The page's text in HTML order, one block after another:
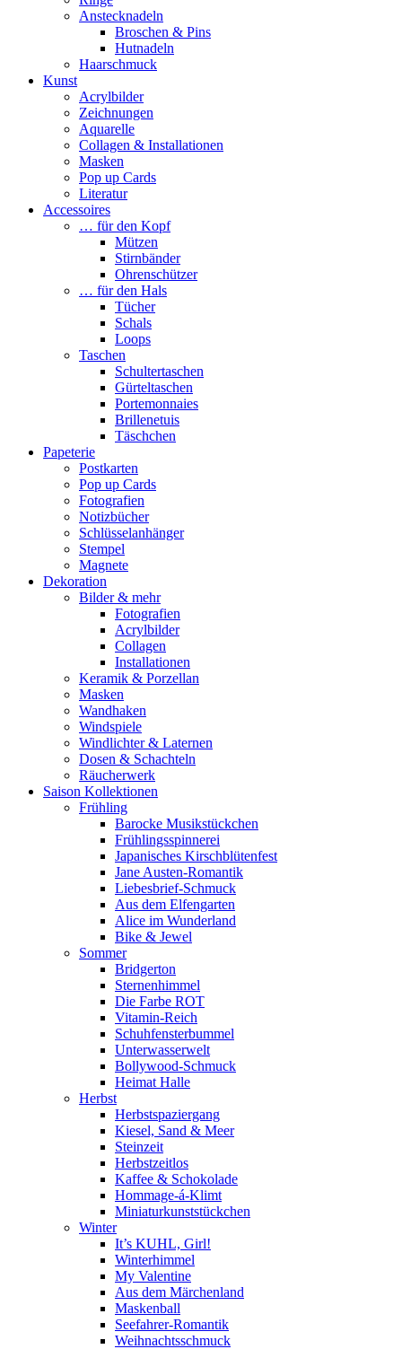
Anstecknadeln
Broschen & Pins
Hutnadeln
Haarschmuck
Kunst
Acrylbilder
Zeichnungen
Aquarelle
Collagen & Installationen
Masken
Pop up Cards
Literatur
Accessoires
… für den Kopf
Mützen
Stirnbänder
Ohrenschützer
… für den Hals
Tücher
Schals
Loops
Taschen
Schultertaschen
Gürteltaschen
Portemonnaies
Brillenetuis
Täschchen
Papeterie
Postkarten
Pop up Cards
Fotografien
Notizbücher
Schlüsselanhänger
Stempel
Magnete
Dekoration
Bilder & mehr
Fotografien
Acrylbilder
Collagen
Installationen
Keramik & Porzellan
Masken
Wandhaken
Windspiele
Windlichter & Laternen
Dosen & Schachteln
Räucherwerk
Saison Kollektionen
Frühling
Barocke Musikstückchen
Frühlingsspinnerei
Japanisches Kirschblütenfest
Jane Austen-Romantik
Liebesbrief-Schmuck
Aus dem Elfengarten
Alice im Wunderland
Bike & Jewel
Sommer
Bridgerton
Sternenhimmel
Die Farbe ROT
Vitamin-Reich
Schuhfensterbummel
Unterwasserwelt
Bollywood-Schmuck
Heimat Halle
Herbst
Herbstspaziergang
Kiesel, Sand & Meer
Steinzeit
Herbstzeitlos
Kaffee & Schokolade
Hommage-á-Klimt
Miniaturkunststückchen
Winter
It’s KUHL, Girl!
Winterhimmel
My Valentine
Aus dem Märchenland
Maskenball
Seefahrer-Romantik
Weihnachtsschmuck